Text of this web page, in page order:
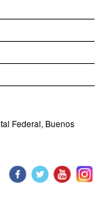
Federal, Buenos